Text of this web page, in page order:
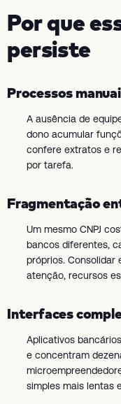
Por que
persiste
Processos
A ausência de
dono acumular
confere extratos e
por tarefa.
Fragmentação
Um mesmo CNPJ
bancos diferentes,
próprios. Consolidar
atenção, recursos
Interfaces
Aplicativos
e concentram
simples mais lentas